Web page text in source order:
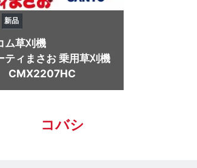
新品
ム草刈機
ティまさお 乗用草刈機
CMX2207HC
コバシ